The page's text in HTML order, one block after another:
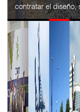
contratar el diseño,